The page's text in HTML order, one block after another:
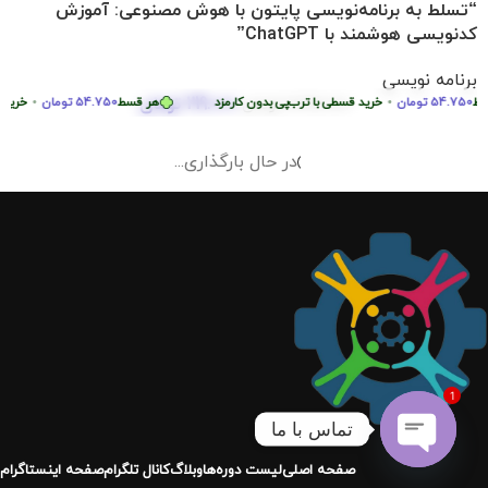
هر قسط 54.750تومان • خرید تومان • خرید قسطی با ترب‌پی بدون کارمزد
“تسلط به برنامه‌نویسی پایتون با هوش مصنوعی: آموزش
کدنویسی هوشمند با ChatGPT”
برنامه نویسی
2.290.000 تومان 219.000 تومان
تماس با ما
1